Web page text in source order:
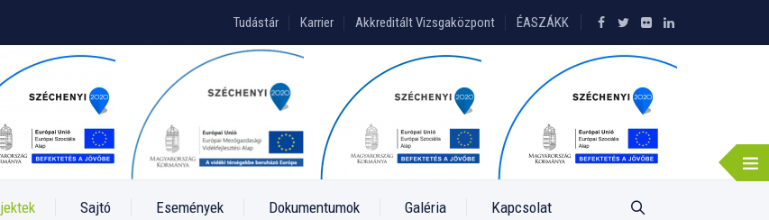
Tudástár Karrier Akkreditált Vizsgaközpont ÉASZÁKK
Sajtó Események Dokumentumok Galéria Kapcsolat